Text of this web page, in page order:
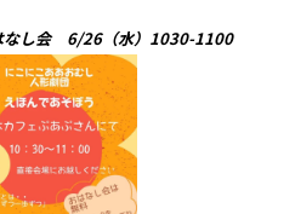
なし会 6/26（水）1030-1100